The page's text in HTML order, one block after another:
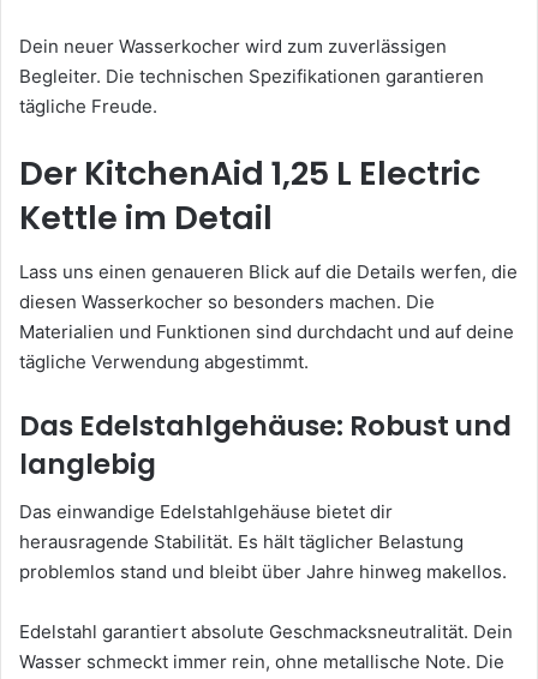
Dein neuer Wasserkocher wird zum zuverlässigen
Begleiter. Die technischen Spezifikationen garantieren
tägliche Freude.
Der KitchenAid 1,25 L Electric
Kettle im Detail
Lass uns einen genaueren Blick auf die Details werfen, die
diesen Wasserkocher so besonders machen. Die
Materialien und Funktionen sind durchdacht und auf deine
tägliche Verwendung abgestimmt.
Das Edelstahlgehäuse: Robust und
langlebig
Das einwandige Edelstahlgehäuse bietet dir
herausragende Stabilität. Es hält täglicher Belastung
problemlos stand und bleibt über Jahre hinweg makellos.
Edelstahl garantiert absolute Geschmacksneutralität. Dein
Wasser schmeckt immer rein, ohne metallische Note. Die